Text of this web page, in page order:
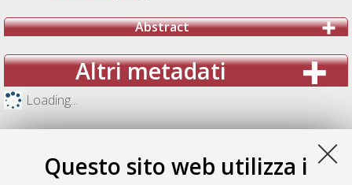
Questo sito web utilizza i
Abstract
Altri metadati
Loading...